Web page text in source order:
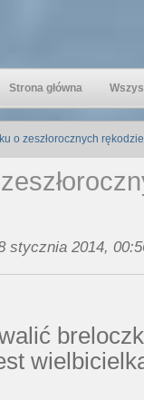
Strona główna
o zeszłorocznych
stycznia 2014,